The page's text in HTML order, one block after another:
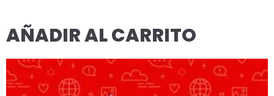
AÑADIR AL CARRITO